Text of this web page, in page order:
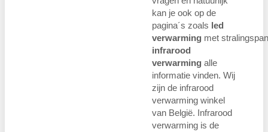
kan je ook op de
pagina´s zoals led
verwarming met
infrarood
verwarming alle
informatie vinden. Wij
zijn de infrarood
verwarming winkel
van België. Infrarood
verwarming is de